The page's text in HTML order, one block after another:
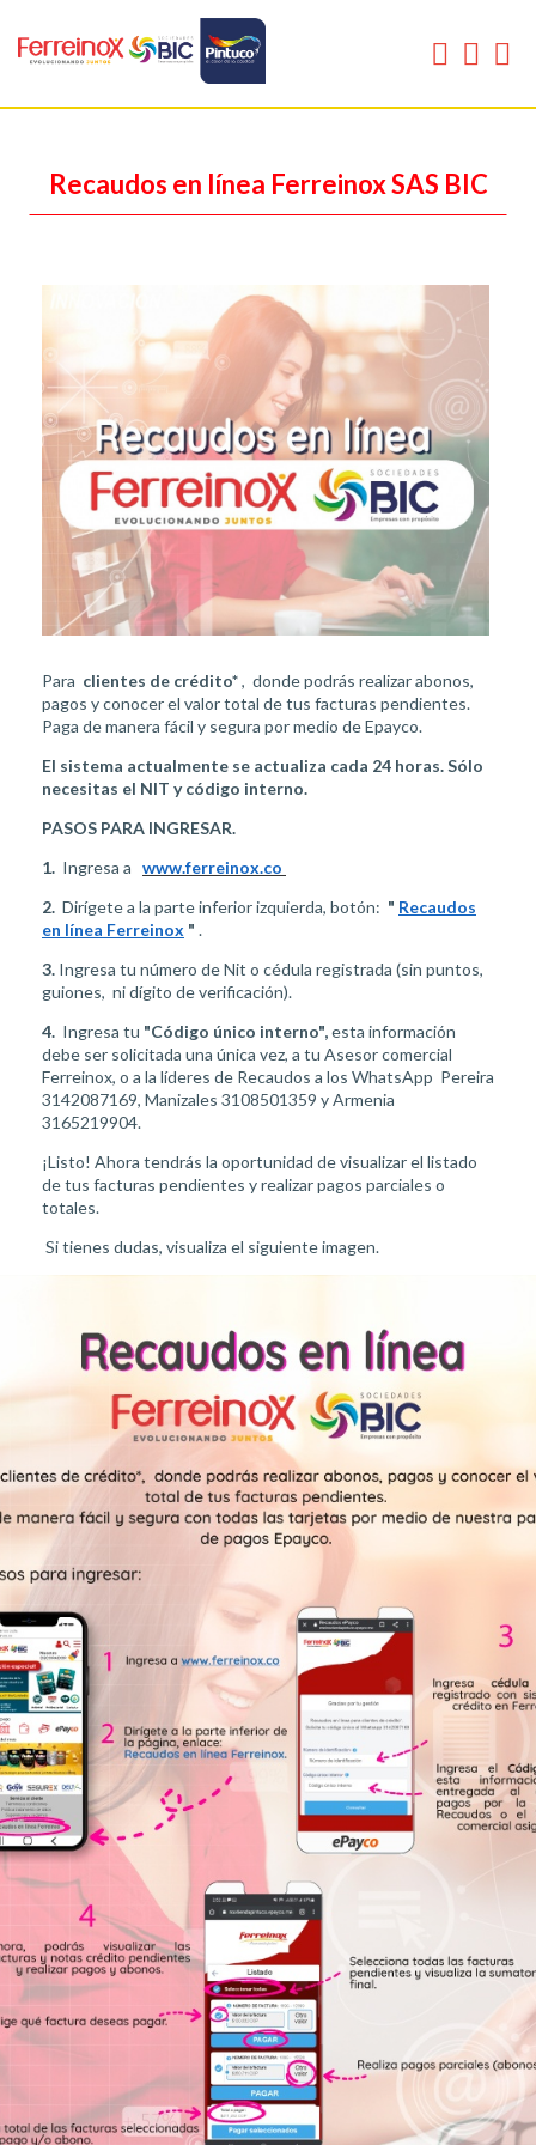
Recaudos en línea Ferreinox SAS BIC
Para clientes de crédito*, donde podrás realizar abonos,
pagos y conocer el valor total de tus facturas pendientes.
Paga de manera fácil y segura por medio de Epayco.
El sistema actualmente se actualiza cada 24 horas. Sólo
necesitas el NIT y código interno.
PASOS PARA INGRESAR.
1. Ingresa a www.ferreinox.co
2. Dirígete a la parte inferior izquierda, botón: " Recaudos
en línea Ferreinox " .
3. Ingresa tu número de Nit o cédula registrada (sin puntos,
guiones, ni dígito de verificación).
4. Ingresa tu "Código único interno",esta información
debe ser solicitada una única vez, a tu Asesor comercial
Ferreinox, o a la líderes de Recaudos a los WhatsApp Pereira
3142087169, Manizales 3108501359 y Armenia
3165219904.
¡Listo! Ahora tendrás la oportunidad de visualizar el listado
de tus facturas pendientes y realizar pagos parciales o
totales.
Si tienes dudas, visualiza el siguiente imagen.